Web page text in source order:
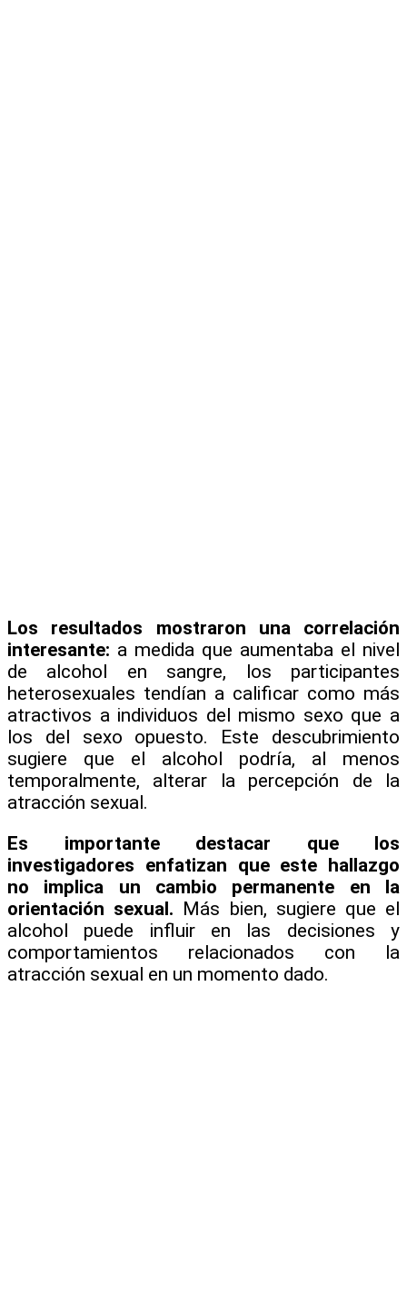
Los resultados mostraron una correlación
interesante: a medida que aumentaba el nivel
de alcohol en sangre, los participantes
heterosexuales tendían a calificar como más
atractivos a individuos del mismo sexo que a
los del sexo opuesto. Este descubrimiento
sugiere que el alcohol podría, al menos
temporalmente, alterar la percepción de la
atracción sexual.
Es importante destacar que los
investigadores enfatizan que este hallazgo
no implica un cambio permanente en la
orientación sexual. Más bien, sugiere que el
alcohol puede influir en las decisiones y
comportamientos relacionados con la
atracción sexual en un momento dado.